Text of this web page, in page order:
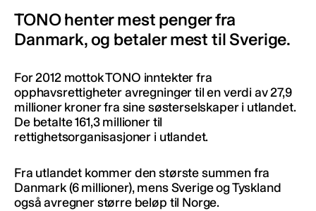
TONO henter mest penger fra
Danmark, og betaler mest til Sverige.
For 2012 mottok TONO inntekter fra
opphavsrettigheter avregninger til en verdi av 27,9
millioner kroner fra sine søsterselskaper i utlandet.
De betalte 161,3 millioner til
rettighetsorganisasjoner i utlandet.
Fra utlandet kommer den største summen fra
Danmark (6 millioner), mens Sverige og Tyskland
også avregner større beløp til Norge.